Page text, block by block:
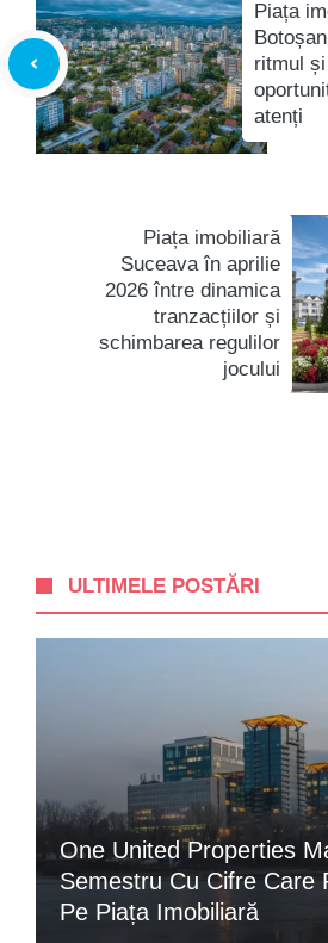
Piața
ritmul
atenți
Piața imobiliară
Suceava în aprilie
2026 între dinamica
tranzacțiilor și
schimbarea regulilor
jocului
ULTIMELE POSTĂRI
One United Properties
Semestru Cu Cifre Care
Pe Piața Imobiliară